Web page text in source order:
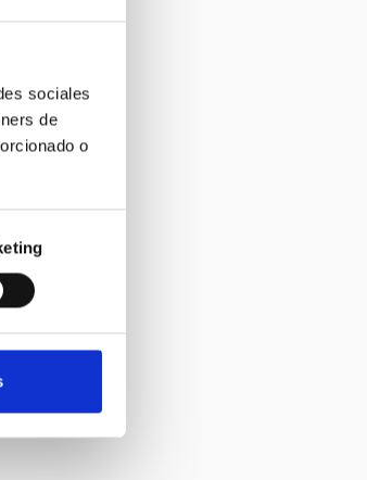
sociales
de
o